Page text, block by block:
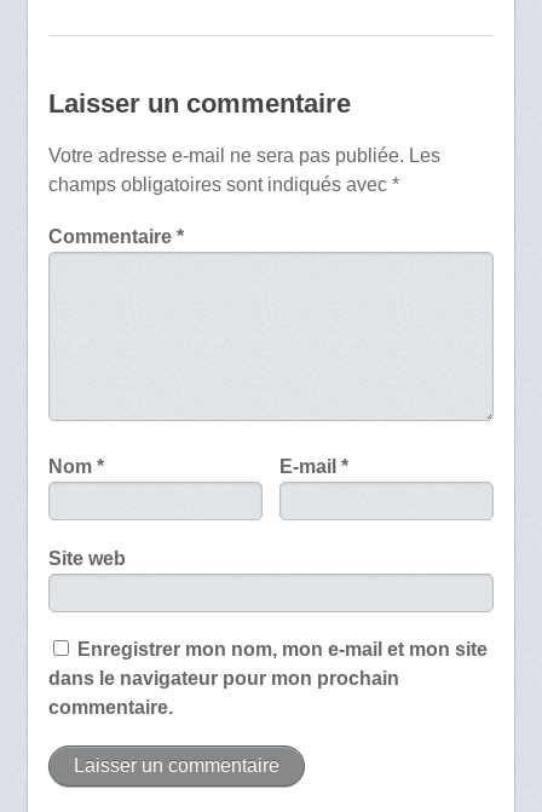
Laisser un commentaire
Votre adresse e-mail ne sera pas publiée. Les
champs obligatoires sont indiqués avec *
Commentaire *
Nom * E-mail*
Site web
Enregistrer mon nom, mon e-mail et mon site
dans le navigateur pour mon prochain
commentaire.